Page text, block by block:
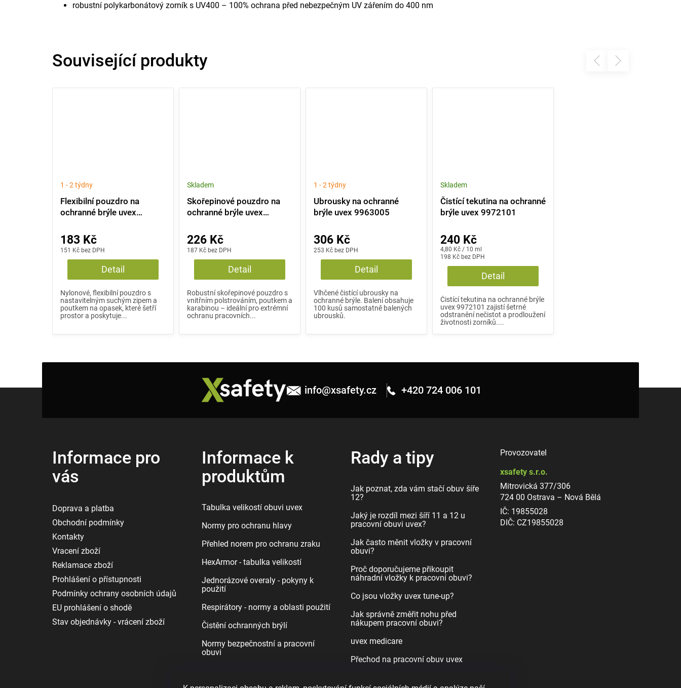
Související produkty
Flexibilní pouzdro na
ochranné brýle uvex
1 - 2 týdny
151 Kč bez DPH
183 Kč
Detail
Nylonové, flexibilní pouzdro s
nastavitelným suchým zipem a
poutkem na opasek, které šetří
prostor a poskytuje...
Skořepinové pouzdro na
ochranné brýle uvex
Skladem
187 Kč bez DPH
226 Kč
Detail
Robustní skořepinové pouzdro s
vnitřním polstrováním, poutkem a
karabinou – ideální pro extrémní
ochranu pracovních...
Ubrousky na ochranné
brýle uvex 9963005
1 - 2 týdny
253 Kč bez DPH
306 Kč
Detail
Vlhčené čistící ubrousky na
ochranné brýle. Balení obsahuje
100 kusů samostatně balených
ubrousků.
Čistící tekutina na ochranné
brýle uvex 9972101
Skladem
198 Kč bez DPH
240 Kč
Měrná
cena:
4,80 Kč / 10 ml
Detail
Čistící tekutina na ochranné brýle
uvex 9972101 zajistí šetrné
odstranění nečistot a prodloužení
životnosti zorníků....
robustní polykarbonátový zorník s UV400 – 100% ochrana před nebezpečným UV zářením do 400 nm
info@xsafety.cz +420 724 006 101
Informace pro
vás
Doprava a platba
Obchodní podmínky
Kontakty
Vracení zboží
Reklamace zboží
Prohlášení o přístupnosti
Podmínky ochrany osobních údajů
EU prohlášení o shodě
Stav objednávky - vrácení zboží
Informace k
produktům
Tabulka velikostí obuvi uvex
Normy pro ochranu hlavy
Přehled norem pro ochranu zraku
HexArmor - tabulka velikostí
Jednorázové overaly - pokyny k
použití
Respirátory - normy a oblasti použití
Čistění ochranných brýlí
Normy bezpečnostní a pracovní
obuvi
Rady a tipy
Jak poznat, zda vám stačí obuv šíře
12?
Jaký je rozdíl mezi šíří 11 a 12 u
pracovní obuvi uvex?
Jak často měnit vložky v pracovní
obuvi?
Proč doporučujeme přikoupit
náhradní vložky k pracovní obuvi?
Co jsou vložky uvex tune-up?
Jak správně změřit nohu před
nákupem pracovní obuvi?
uvex medicare
Přechod na pracovní obuv uvex
Provozovatel
xsafety s.r.o.
Mitrovická 377/306
724 00 Ostrava – Nová Bělá
IČ: 19855028
DIČ: CZ19855028